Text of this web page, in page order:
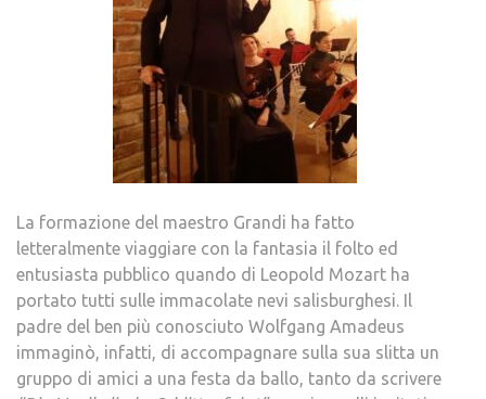
La formazione del maestro Grandi ha fatto
letteralmente viaggiare con la fantasia il folto ed
entusiasta pubblico quando di Leopold Mozart ha
portato tutti sulle immacolate nevi salisburghesi. Il
padre del ben più conosciuto Wolfgang Amadeus
immaginò, infatti, di accompagnare sulla sua slitta un
gruppo di amici a una festa da ballo, tanto da scrivere